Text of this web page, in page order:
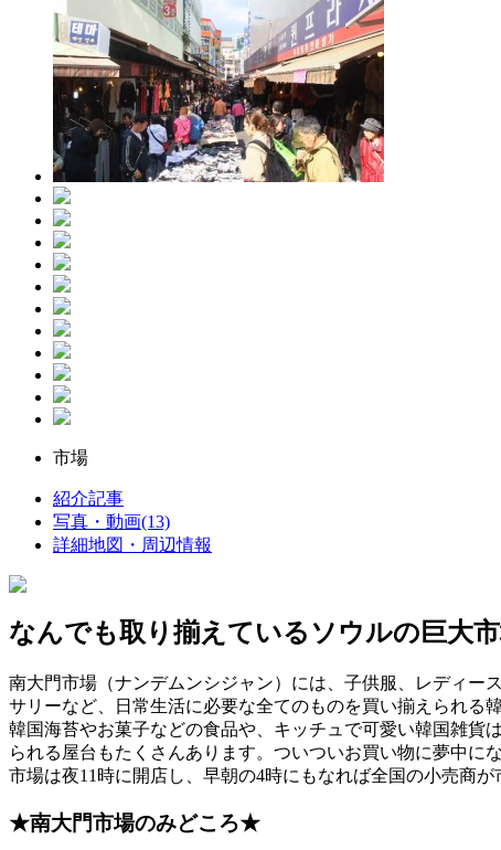
市場
紹介記事
写真・動画(13)
詳細地図・周辺情報
なんでも取り揃えているソウルの巨大
南大門市場（ナンデムンシジャン）には、子供服、レディー
サリーなど、日常生活に必要な全てのものを買い揃えられる
韓国海苔やお菓子などの食品や、キッチュで可愛い韓国雑貨
られる屋台もたくさんあります。ついついお買い物に夢中に
市場は夜11時に開店し、早朝の4時にもなれば全国の小売商が
★南大門市場のみどころ★